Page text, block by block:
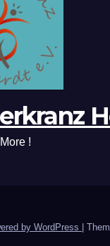
!
by WordPress |